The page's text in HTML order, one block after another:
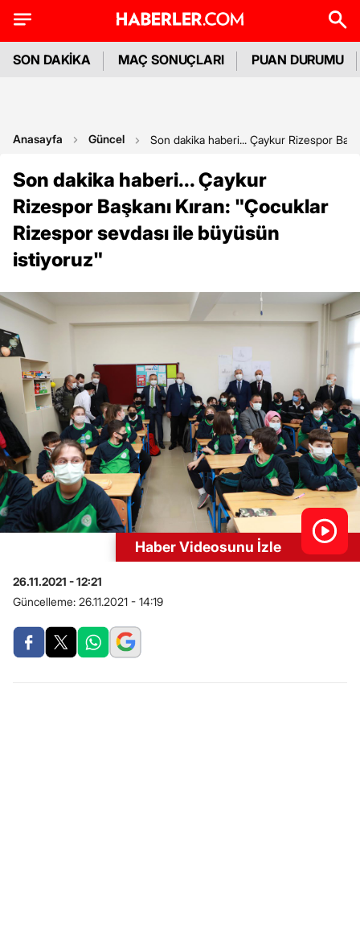
SON DAKİKA MAÇ SONUÇLARI PUAN DURUMU
Anasayfa Güncel Son dakika haberi... Çaykur Rizespor
Son dakika haberi... Çaykur
Rizespor Başkanı Kıran: "Çocuklar
Rizespor sevdası ile büyüsün
istiyoruz"
Haber Videosunu İzle
26.11.2021 - 12:21
Güncelleme: 26.11.2021 - 14:19